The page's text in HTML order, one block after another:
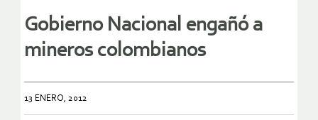
Gobierno Nacional engañó a
mineros colombianos
13 ENERO, 2012